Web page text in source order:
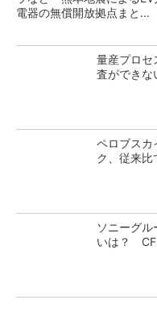
電器の無償開放拠点まと...
量産プロセ
査ができな
ペロブスカ
ク、従来比
ソニーグ
いは？